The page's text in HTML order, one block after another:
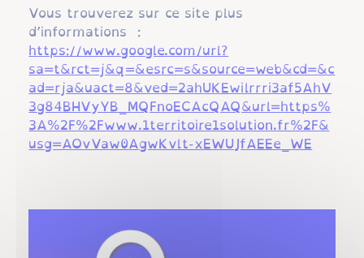
Vous trouverez sur ce site plus
d’informations :
https://www.google.com/url?
sa=t&rct=j&q=&esrc=s&source=web&cd=&c
ad=rja&uact=8&ved=2ahUKEwilrrri3af5AhV
3g84BHVyYB_MQFnoECAcQAQ&url=https%
3A%2F%2Fwww.1territoire1solution.fr%2F&
usg=AOvVaw0AgwKvlt-xEWUJfAEEe_WE